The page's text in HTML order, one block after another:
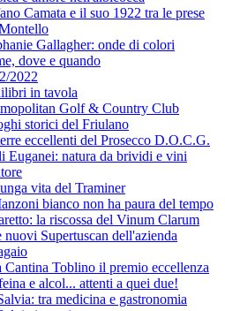
Camata e il suo 1922 tra le prese
Gallagher: onde di colori
dove e quando
2022
in tavola
Golf & Country Club
storici del Friulano
eccellenti del Prosecco D.O.C.G.
Euganei: natura da brividi e vini
vita del Traminer
bianco non ha paura del tempo
la riscossa del Vinum Clarum
nuovi Supertuscan dell'azienda
Cantina Toblino il premio eccellenza
e alcol... attenti a quei due!
tra medicina e gastronomia